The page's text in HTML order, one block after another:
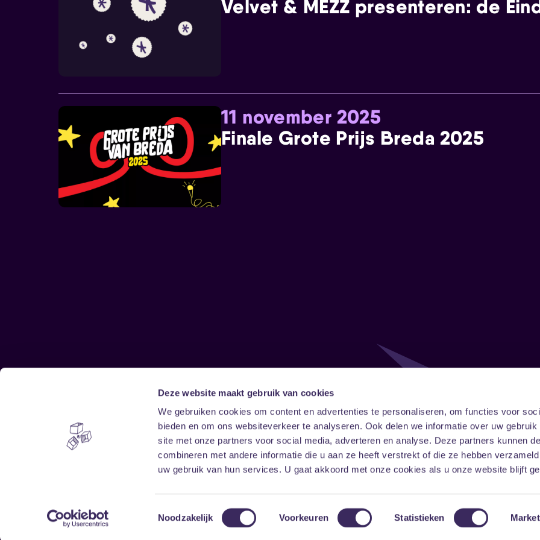
Deze website maakt gebruik van cookies
We gebruiken cookies om content en advertenties te personaliseren, om functies voor
bieden en om ons websiteverkeer te analyseren. Ook delen we informatie over uw gebruik
site met onze partners voor social media, adverteren en analyse. Deze partners kunnen
combineren met andere informatie die u aan ze heeft verstrekt of die ze hebben
uw gebruik van hun services. U gaat akkoord met onze cookies als u onze website blijft
Toestemmingsselectie
Noodzakelijk Voorkeuren Statistieken
Velvet & MEZZ presenteren: de
11 november 2025
Finale Grote Prijs Breda 2025
Home
Vrijwilligers
Disclaimer
Toegankelijkheid
Privacy & cookies
Follow
FacebookInstagramLinkedIn
Onze